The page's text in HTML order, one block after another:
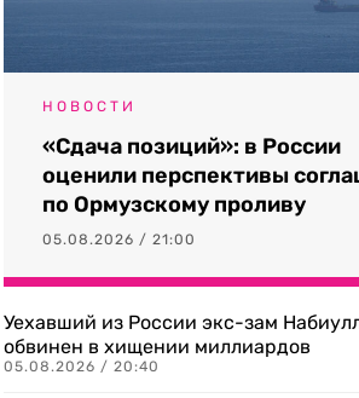
НОВОСТИ
«Сдача позиций»: в России
оценили перспективы
по Ормузскому проливу
05.08.2026 / 21:00
Уехавший из России экс-зам
обвинен в хищении миллиардов
05.08.2026 / 20:40